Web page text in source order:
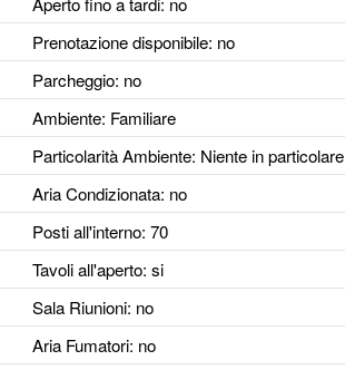
Prenotazione disponibile: no
Parcheggio: no
Ambiente: Familiare
Particolarità Ambiente: Niente in particolare
Aria Condizionata: no
Posti all'interno: 70
Tavoli all'aperto: si
Sala Riunioni: no
Aria Fumatori: no